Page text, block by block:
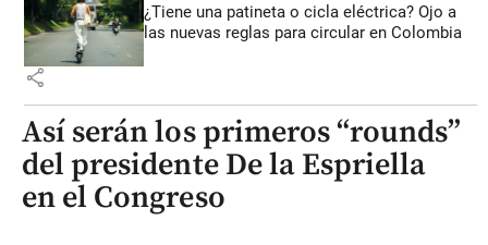
¿Tiene una patineta o cicla eléctrica? Ojo a
las nuevas reglas para circular en Colombia
share
Así serán los primeros “rounds”
del presidente De la Espriella
en el Congreso